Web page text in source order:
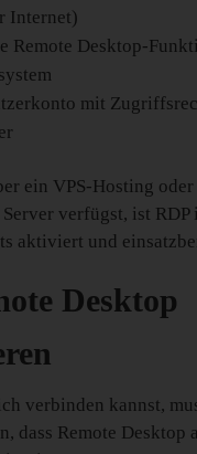
Internet)
Remote Desktop-
mit
ein VPS-Hosting oder
verfügst, ist RDP
aktiviert und
Desktop
verbinden kannst,
dass Remote Desktop